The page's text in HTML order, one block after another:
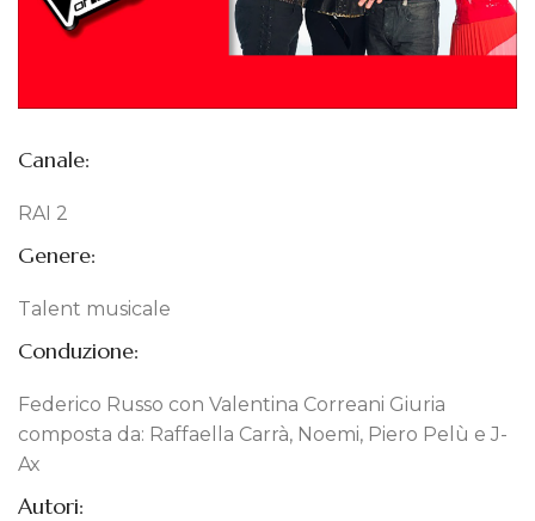
Canale:
RAI 2
Genere:
Talent musicale
Conduzione:
Federico Russo con Valentina Correani Giuria
composta da: Raffaella Carrà, Noemi, Piero Pelù e J-
Ax
Autori: